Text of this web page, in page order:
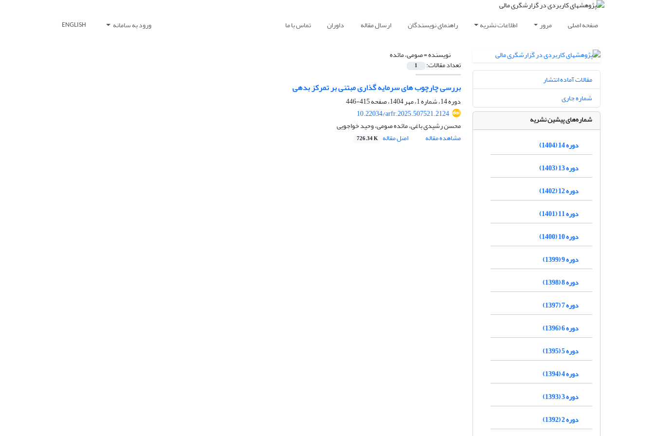
صفحه اصلی مرور اطلاعات نشریه راهنمای نویسندگان ارسال مقاله داوران تماس با ما ورود به سامانه ENGLISH
نویسنده =صومی، مائده
تعداد مقالات: 1
بررسی چارچوب های سرمایه گذاری مبتنی بر تمرکز بدهی
دوره 14، شماره 1، مهر 1404، صفحه
415-446
10.22034/arfr.2025.507521.2124
محسن رشیدی باغی، مائده صومی، وحید خواجویی
مشاهده مقاله
اصل مقاله 726.34 K
مقالات آماده انتشار
شماره جاری
شماره‌های پیشین نشریه
دوره 14 (1404)
دوره 13 (1403)
دوره 12 (1402)
دوره 11 (1401)
دوره 10 (1400)
دوره 9 (1399)
دوره 8 (1398)
دوره 7 (1397)
دوره 6 (1396)
دوره 5 (1395)
دوره 4 (1394)
دوره 3 (1393)
دوره 2 (1392)